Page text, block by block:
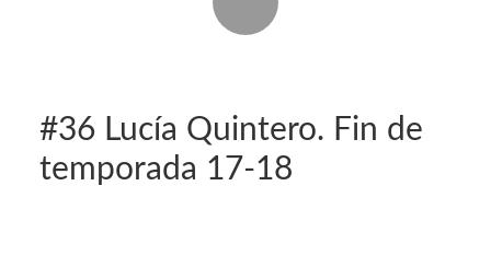
#36 Lucía Quintero. Fin de
temporada 17-18